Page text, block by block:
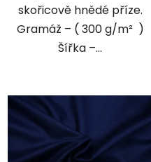
skořicově hnědé příze.
Gramáž – ( 300 g/m² )
Šířka –...